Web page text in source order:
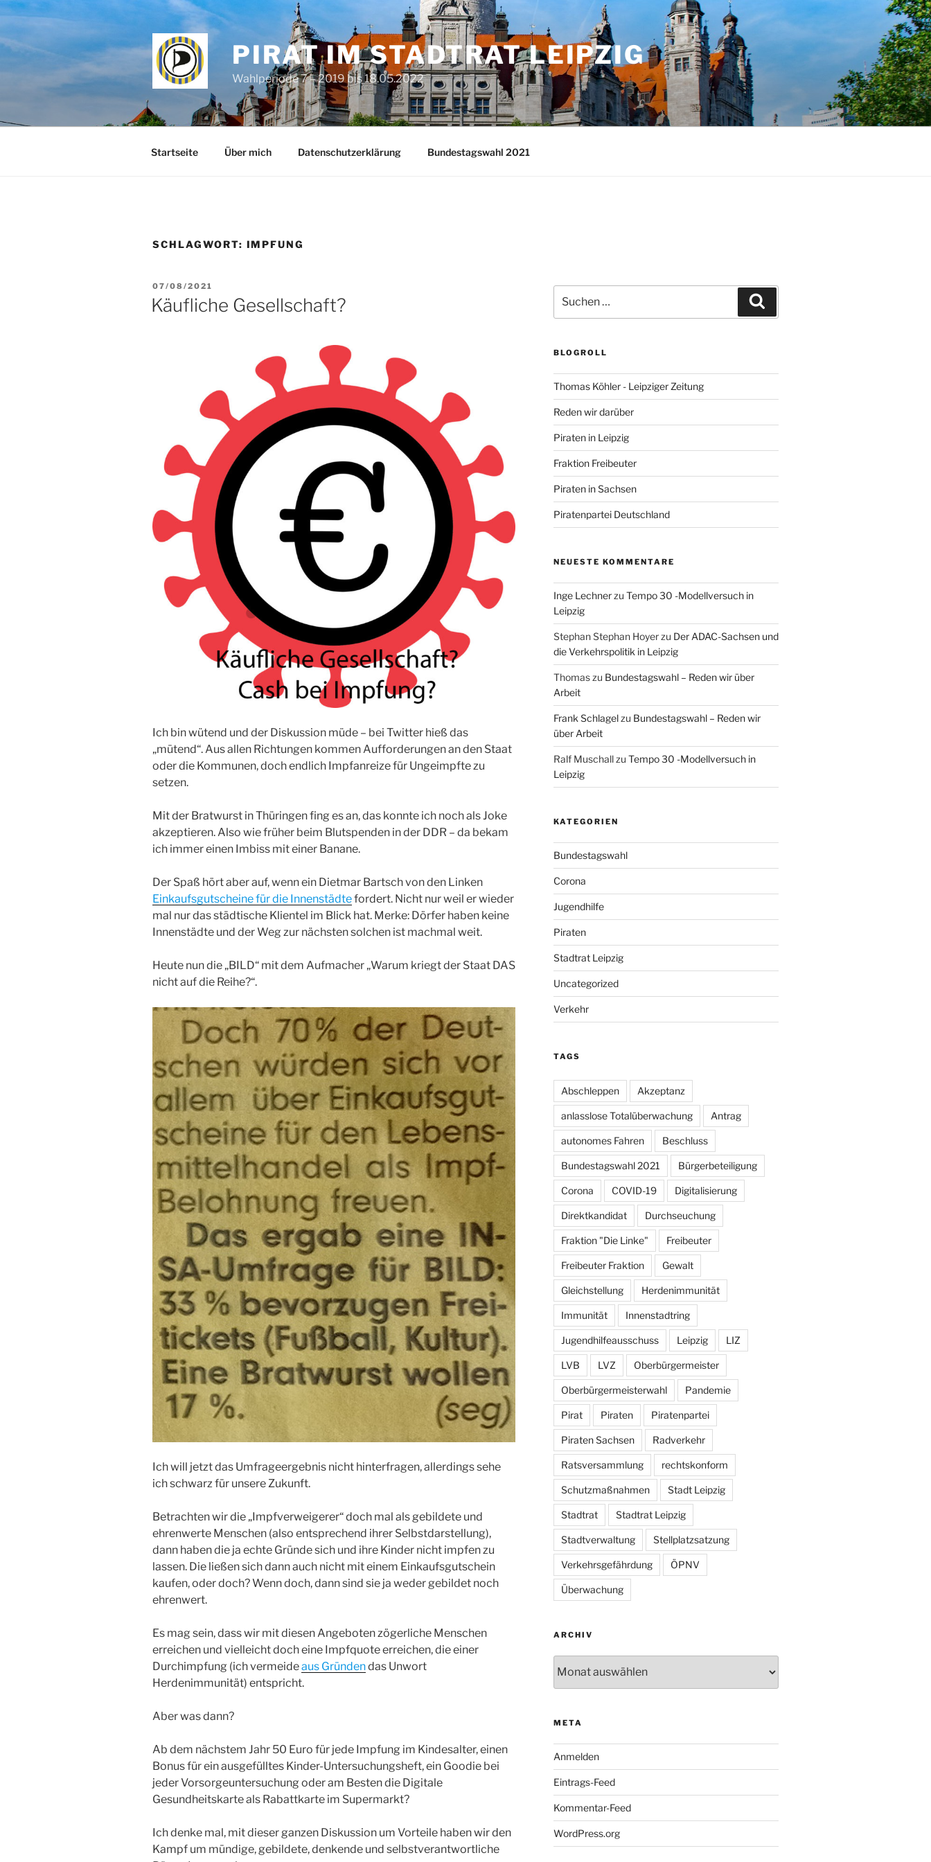
Zum
springen
PIRAT IM STADTRAT LEIPZIG
Wahlperiode 7 – 2019 bis 18.05.2022
Startseite Über mich Datenschutzerklärung Bundestagswahl 2021
SCHLAGWORT: IMPFUNG
VERÖFFENTLICHT
AM
07/08/2021
Käufliche Gesellschaft?
Ich bin wütend und der Diskussion müde – bei Twitter hieß das
„mütend“. Aus allen Richtungen kommen Aufforderungen an den Staat
oder die Kommunen, doch endlich Impfanreize für Ungeimpfte zu
setzen.
Mit der Bratwurst in Thüringen fing es an, das konnte ich noch als Joke
akzeptieren. Also wie früher beim Blutspenden in der DDR – da bekam
ich immer einen Imbiss mit einer Banane.
Der Spaß hört aber auf, wenn ein Dietmar Bartsch von den Linken
Einkaufsgutscheine für die Innenstädtefordert. Nicht nur weil er wieder
mal nur das städtische Klientel im Blick hat. Merke: Dörfer haben keine
Innenstädte und der Weg zur nächsten solchen ist machmal weit.
Heute nun die „BILD“ mit dem Aufmacher „Warum kriegt der Staat DAS
nicht auf die Reihe?“.
Ich will jetzt das Umfrageergebnis nicht hinterfragen, allerdings sehe
ich schwarz für unsere Zukunft.
Betrachten wir die „Impfverweigerer“ doch mal als gebildete und
ehrenwerte Menschen (also entsprechend ihrer Selbstdarstellung),
dann haben die ja echte Gründe sich und ihre Kinder nicht impfen zu
lassen. Die ließen sich dann auch nicht mit einem Einkaufsgutschein
kaufen, oder doch? Wenn doch, dann sind sie ja weder gebildet noch
ehrenwert.
Es mag sein, dass wir mit diesen Angeboten zögerliche Menschen
erreichen und vielleicht doch eine Impfquote erreichen, die einer
Durchimpfung (ich vermeideaus Gründendas Unwort
Herdenimmunität) entspricht.
Aber was dann?
Ab dem nächstem Jahr 50 Euro für jede Impfung im Kindesalter, einen
Bonus für ein ausgefülltes Kinder-Untersuchungsheft, ein Goodie bei
jeder Vorsorgeuntersuchung oder am Besten die Digitale
Gesundheitskarte als Rabattkarte im Supermarkt?
Ich denke mal, mit dieser ganzen Diskussion um Vorteile haben wir den
Kampf um mündige, gebildete, denkende und selbstverantwortliche
nach:
BLOGROLL
Thomas Köhler - Leipziger Zeitung
Reden wir darüber
Piraten in Leipzig
Fraktion Freibeuter
Piraten in Sachsen
Piratenpartei Deutschland
NEUESTE KOMMENTARE
Inge Lechnerzu Tempo 30 -Modellversuch in
Leipzig
Stephan Stephan Hoyerzu Der ADAC-Sachsen und
die Verkehrspolitik in Leipzig
Thomaszu Bundestagswahl – Reden wir über
Arbeit
Frank Schlagelzu Bundestagswahl – Reden wir
über Arbeit
Ralf Muschallzu Tempo 30 -Modellversuch in
Leipzig
KATEGORIEN
Bundestagswahl
Corona
Jugendhilfe
Piraten
Stadtrat Leipzig
Uncategorized
Verkehr
TAGS
Abschleppen Akzeptanz
anlasslose Totalüberwachung Antrag
autonomes Fahren Beschluss
Bundestagswahl 2021 Bürgerbeteiligung
Corona COVID-19 Digitalisierung
Direktkandidat Durchseuchung
Fraktion "Die Linke" Freibeuter
Freibeuter Fraktion Gewalt
Gleichstellung Herdenimmunität
Immunität Innenstadtring
Jugendhilfeausschuss Leipzig LIZ
LVB LVZ Oberbürgermeister
Oberbürgermeisterwahl Pandemie
Pirat Piraten Piratenpartei
Piraten Sachsen Radverkehr
Ratsversammlung rechtskonform
Schutzmaßnahmen Stadt Leipzig
Stadtrat Stadtrat Leipzig
Stadtverwaltung Stellplatzsatzung
Verkehrsgefährdung ÖPNV
Überwachung
ARCHIV
META
Anmelden
Eintrags-Feed
Kommentar-Feed
WordPress.org